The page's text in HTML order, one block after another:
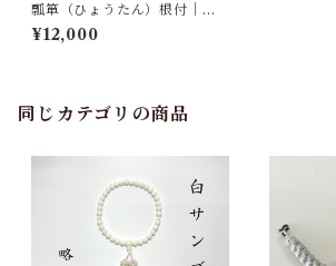
瓢箪（ひょうたん）根付｜無
病息災 ot-002
¥12,000
同じカテゴリの商品